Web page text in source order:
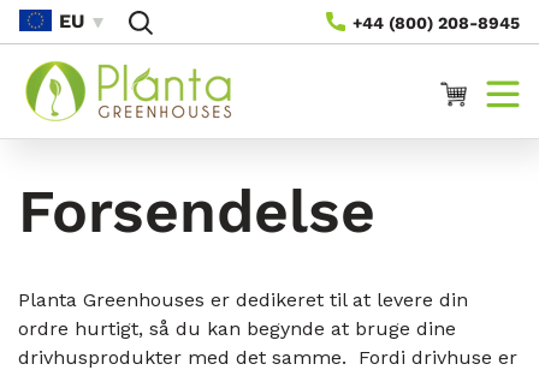
Gå Til
Indhold
+44 (800) 208-8945
EU
Vogn
Forsendelse
Planta Greenhouses er dedikeret til at levere din
ordre hurtigt, så du kan begynde at bruge dine
drivhusprodukter med det samme. Fordi drivhuse er